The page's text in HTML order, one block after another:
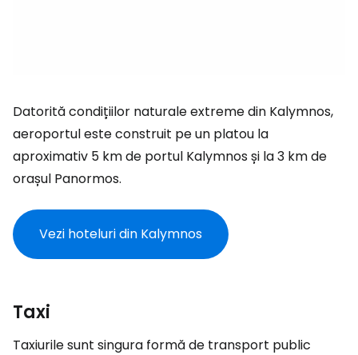
Datorită condițiilor naturale extreme din Kalymnos,
aeroportul este construit pe un platou la
aproximativ 5 km de portul Kalymnos și la 3 km de
orașul Panormos.
Vezi hoteluri din Kalymnos
Taxi
Taxiurile sunt singura formă de transport public